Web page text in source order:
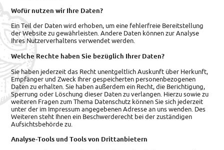
Wofür nutzen wir Ihre Daten?
Ein Teil der Daten wird erhoben, um eine fehlerfreie Bereitstellung
der Website zu gewährleisten. Andere Daten können zur Analyse
Ihres Nutzerverhaltens verwendet werden.
Welche Rechte haben Sie bezüglich Ihrer Daten?
Sie haben jederzeit das Recht unentgeltlich Auskunft über Herkunft,
Empfänger und Zweck Ihrer gespeicherten personenbezogenen
Daten zu erhalten. Sie haben außerdem ein Recht, die Berichtigung,
Sperrung oder Löschung dieser Daten zu verlangen. Hierzu sowie zu
weiteren Fragen zum Thema Datenschutz können Sie sich jederzeit
unter der im Impressum angegebenen Adresse an uns wenden. Des
Weiteren steht Ihnen ein Beschwerderecht bei der zuständigen
Aufsichtsbehörde zu.
Analyse-Tools und Tools von Drittanbietern